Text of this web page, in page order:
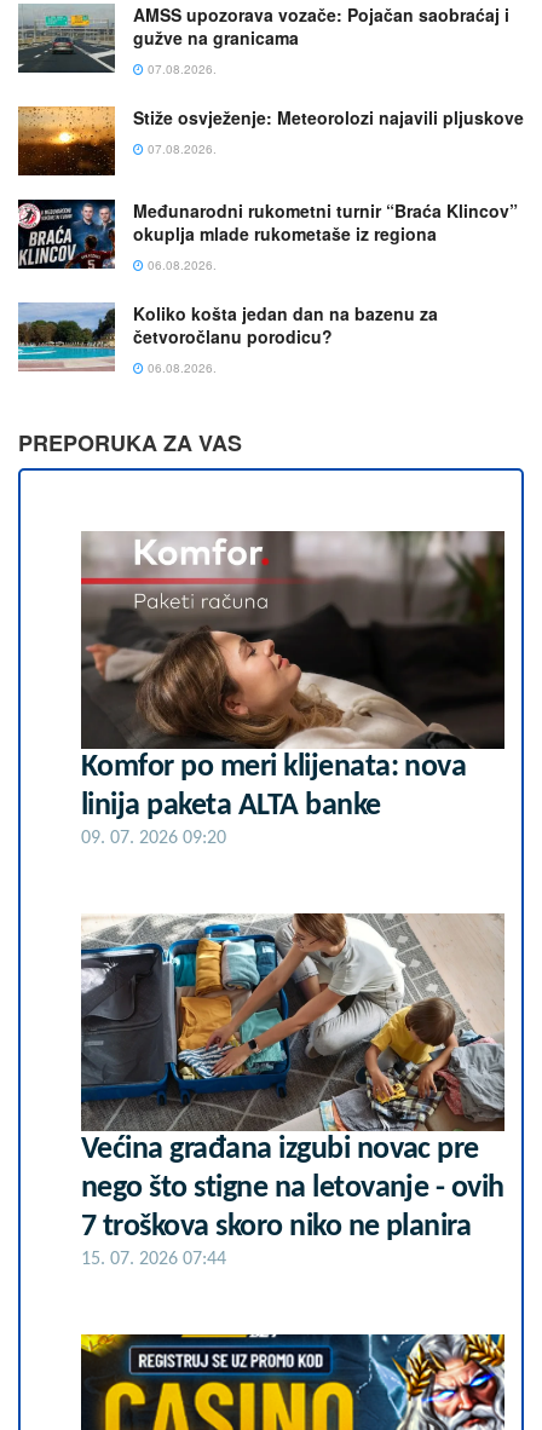
AMSS upozorava vozače: Pojačan saobraćaj i
gužve na granicama
07.08.2026.
Stiže osvježenje: Meteorolozi najavili pljuskove
07.08.2026.
Međunarodni rukometni turnir “Braća Klincov”
okuplja mlade rukometaše iz regiona
06.08.2026.
Koliko košta jedan dan na bazenu za
četvoročlanu porodicu?
06.08.2026.
PREPORUKA ZA VAS
Komfor po meri klijenata: nova
linija paketa ALTA banke
09. 07. 2026 09:20
Većina građana izgubi novac pre
nego što stigne na letovanje - ovih
7 troškova skoro niko ne planira
15. 07. 2026 07:44